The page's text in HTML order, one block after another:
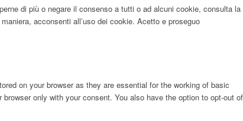
di più o negare il consenso a tutti o ad alcuni cookie, consulta la
acconsenti all’uso dei cookie. Acetto e proseguo
on your browser as they are essential for the working of basic
only with your consent. You also have the option to opt-out of